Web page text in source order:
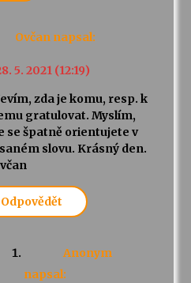
Ovčan napsal:
5. 2021 (12:19)
zda je komu, resp. k
gratulovat. Myslím,
se špatně orientujete v
slovu. Krásný den.
Odpovědět
Anonym
napsal: